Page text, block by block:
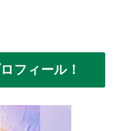
フィール！